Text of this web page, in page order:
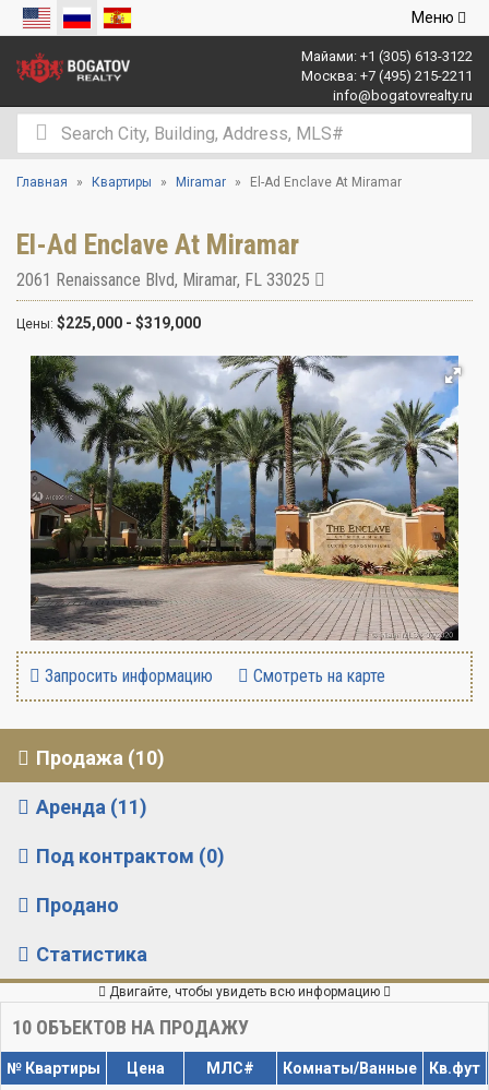
Открыть
Меню
Майами: +1 (305) 613-3122
Москва: +7 (495) 215-2211
info@bogatovrealty.ru
Главная Квартиры Miramar El-Ad Enclave At Miramar
El-Ad Enclave At Miramar
2061 Renaissance Blvd, Miramar, FL 33025
Цены: $225,000 - $319,000
Запросить информацию Смотреть на карте
Продажа (10)
Аренда (11)
Под контрактом (0)
Продано
Статистика
Двигайте, чтобы увидеть всю информацию
10 ОБЪЕКТОВ НА ПРОДАЖУ
№ Квартиры Цена МЛС# Комнаты/Ванные Кв.фут